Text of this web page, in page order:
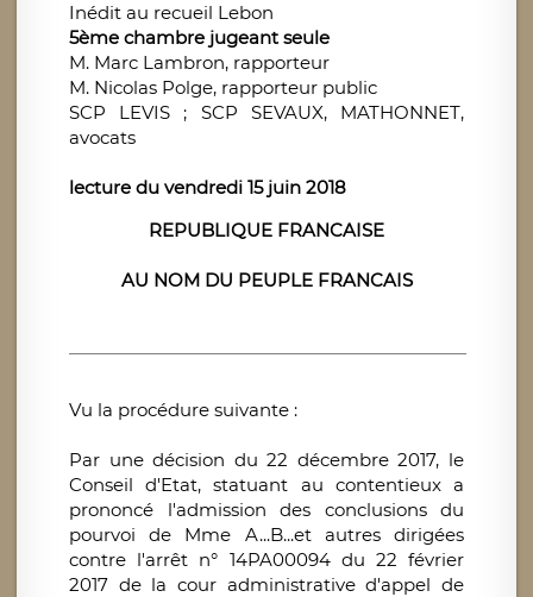
Inédit au recueil Lebon
5ème chambre jugeant seule
M. Marc Lambron, rapporteur
M. Nicolas Polge, rapporteur public
SCP LEVIS ; SCP SEVAUX, MATHONNET,
avocats
lecture du vendredi 15 juin 2018
REPUBLIQUE FRANCAISE
AU NOM DU PEUPLE FRANCAIS
Vu la procédure suivante :
Par une décision du 22 décembre 2017, le
Conseil d'Etat, statuant au contentieux a
prononcé l'admission des conclusions du
pourvoi de Mme A...B...et autres dirigées
contre l'arrêt n° 14PA00094 du 22 février
2017 de la cour administrative d'appel de